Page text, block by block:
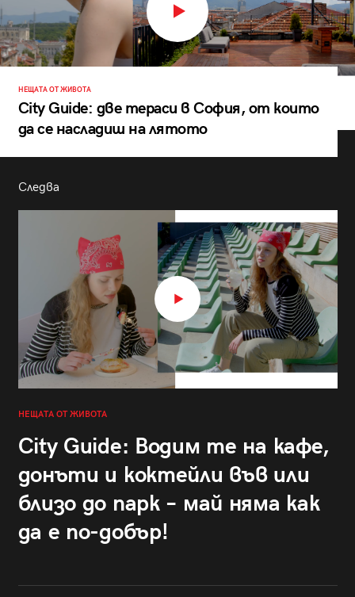
НЕЩАТА ОТ ЖИВОТА
City Guide: две тераси в София, от които
да се насладиш на лятото
Следва
НЕЩАТА ОТ ЖИВОТА
City Guide: Водим те на кафе,
донъти и коктейли във или
близо до парк – май няма как
да е по-добър!